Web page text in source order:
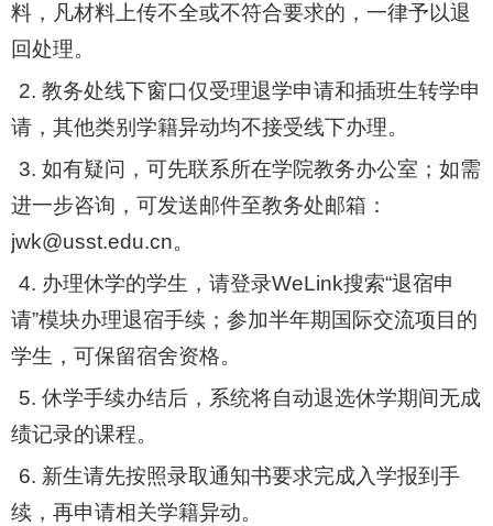
料，凡材料上传不全或不符合要求的，一律予以退
回处理。
2. 教务处线下窗口仅受理退学申请和插班生转学申
请，其他类别学籍异动均不接受线下办理。
3. 如有疑问，可先联系所在学院教务办公室；如需
进一步咨询，可发送邮件至教务处邮箱：
jwk@usst.edu.cn。
4. 办理休学的学生，请登录WeLink搜索“退宿申
请”模块办理退宿手续；参加半年期国际交流项目的
学生，可保留宿舍资格。
5. 休学手续办结后，系统将自动退选休学期间无成
绩记录的课程。
6. 新生请先按照录取通知书要求完成入学报到手
续，再申请相关学籍异动。